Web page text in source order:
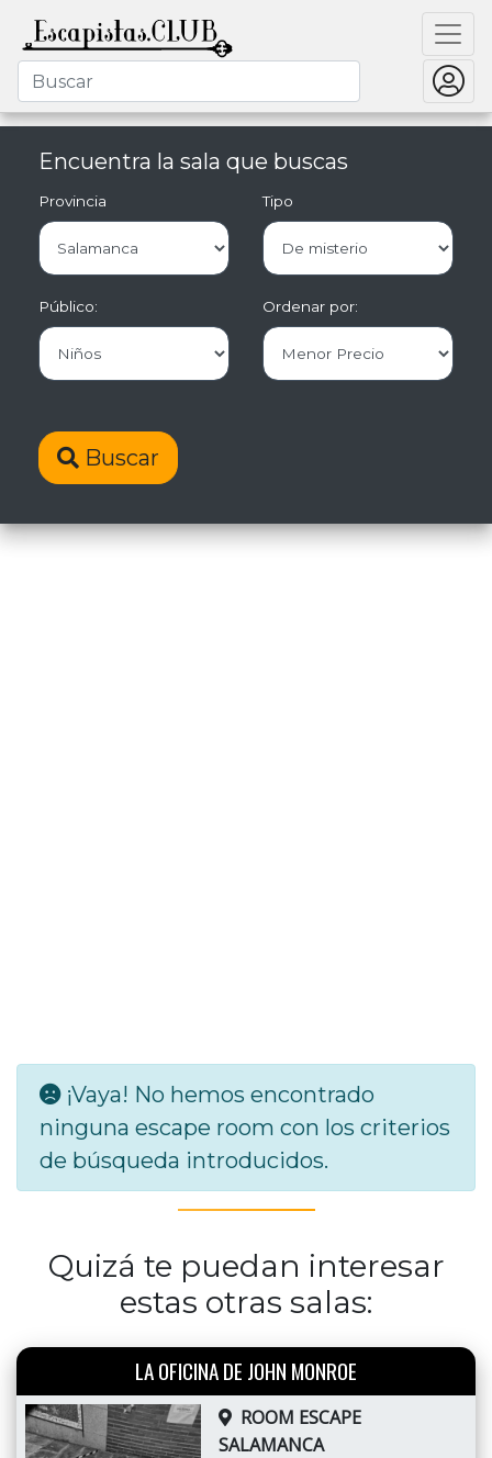
Encuentra la sala que buscas
Provincia Tipo
Público: Ordenar por:
Buscar
¡Vaya! No hemos encontrado
ninguna escape room con los criterios
de búsqueda introducidos.
Quizá te puedan interesar
estas otras salas:
LA OFICINA DE JOHN MONROE
ROOM ESCAPE
SALAMANCA